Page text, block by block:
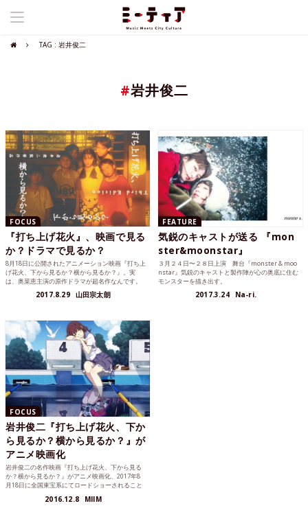
TAG : 岩井俊二
#岩井俊二
FOCUS
『打ち上げ花火』、映画で見る
か？ドラマで見るか？
8月18日に公開されたアニメーション映画『打ち上
げ花火、下から見るか？横から見るか？』。実
は、奥菜恵主演の原作ドラマが超名作なんです。
2017.8.29 山田宗太朗
FEATURE
気鋭のキャストが送る 『mon
ster&moonstar』
３月２４日〜２８日上演 舞台『monster & moo
nstar』気鋭のキャストと製作陣が心の奥底に住む
モンスターを描き出す。
2017.3.24 Na-ri.
FOCUS
岩井俊二『打ち上げ花火、下か
ら見るか？横から見るか？』が
アニメ映画化
岩井俊二の名作映画『打ち上げ花火、下から見る
か？横から見るか？』がアニメ映画化、2017年8
月18日に全国東宝系にてロードショーされること
2016.12.8 MIIM